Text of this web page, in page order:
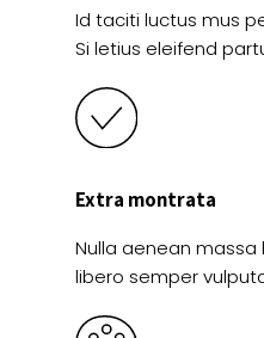
Id taciti luctus mus
Si letius eleifend
Extra montrata
Nulla aenean massa
libero semper